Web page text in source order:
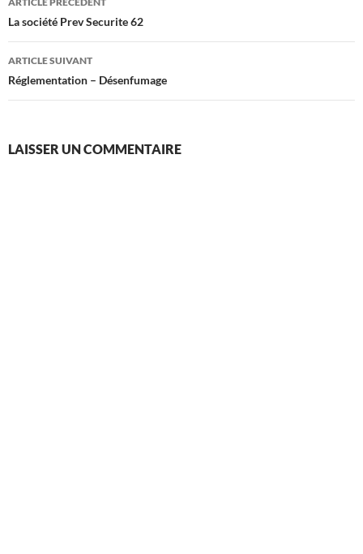
des
articles
La société Prev Securite 62
ARTICLE SUIVANT
Réglementation – Désenfumage
LAISSER UN COMMENTAIRE